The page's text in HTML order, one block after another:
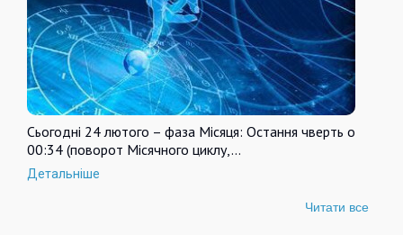
Сьогодні 24 лютого – фаза Місяця: Остання чверть о
00:34 (поворот Місячного циклу,…
Детальніше
Читати все